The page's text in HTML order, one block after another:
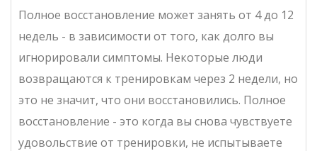
Полное восстановление может занять от 4 до 12
недель - в зависимости от того, как долго вы
игнорировали симптомы. Некоторые люди
возвращаются к тренировкам через 2 недели, но
это не значит, что они восстановились. Полное
восстановление - это когда вы снова чувствуете
удовольствие от тренировки, не испытываете